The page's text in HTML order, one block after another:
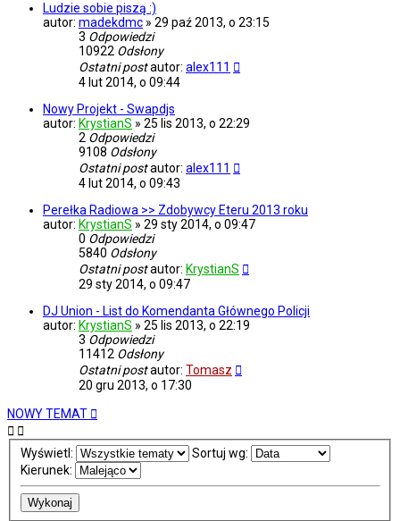
Ludzie sobie piszą :)
autor: madekdmc » 29 paź 2013, o 23:15
3 Odpowiedzi
10922 Odsłony
Ostatni postautor: alex111
4 lut 2014, o 09:44
Nowy Projekt - Swapdjs
autor: KrystianS » 25 lis 2013, o 22:29
2 Odpowiedzi
9108 Odsłony
Ostatni postautor: alex111
4 lut 2014, o 09:43
Perełka Radiowa >> Zdobywcy Eteru 2013 roku
autor: KrystianS » 29 sty 2014, o 09:47
0 Odpowiedzi
5840 Odsłony
Ostatni postautor: KrystianS
29 sty 2014, o 09:47
DJ Union - List do Komendanta Głównego Policji
autor: KrystianS » 25 lis 2013, o 22:19
3 Odpowiedzi
11412 Odsłony
Ostatni postautor: Tomasz
20 gru 2013, o 17:30
NOWY TEMAT
Wyświetl:
Sortuj wg:
Kierunek: